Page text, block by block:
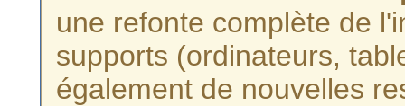
une refonte complète de
supports (ordinateurs,
également de nouvelles